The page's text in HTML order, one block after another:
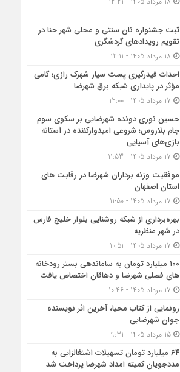
ثبت جشنواره نان سنتی و محلی شهر حنا در
تقویم رویداد‌های گردشگری
احداث فیدرگیری پست سیار شهرک رازی؛ گامی
مؤثر در پایداری شبکه برق شهرضا
حسین نوری دونده شهرضایی بر سکوی سوم
جام بلاروس؛ شروعی امیدوارکننده در آستانه
بازی‌های آسیایی
موفقیت وزنه برداران شهرضا در رقابت های
استان اصفهان
بهره‌برداری از شبکه روشنایی بلوار خلیج فارس
در شهر منظریه
۱۰۰ میلیارد تومان به ساماندهی بستر رودخانه
های فصلی شهرضا و دهاقان اختصاص یافت
رونمایی از کتاب محیا، آخرین اثر نویسنده
جوان شهرضایی
15 مرداد 1405 - 9:31
۶۴ میلیارد تومان تسهیلات اشتغالزایی به
مددجویان کمیته امداد شهرضا پرداخت شد